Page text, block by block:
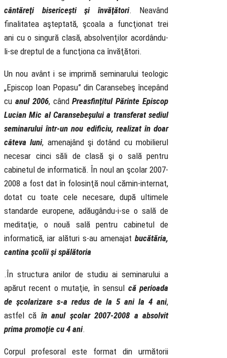
cântăreţi bisericeşti şi învăţători. Neavând
finalitatea aşteptată, şcoala a funcţionat trei
ani cu o singură clasă, absolvenţilor acordându-
li-se dreptul de a funcţiona ca învăţători.
Un nou avânt i se imprimă seminarului teologic
„Episcop Ioan Popasu” din Caransebeş începând
cu anul 2006, cândPreasfinţitul Părinte Episcop
Lucian Mic al Caransebeşului a transferat sediul
seminarului într-un nou edificiu, realizat în doar
câteva luni, amenajând şi dotând cu mobilierul
necesar cinci săli de clasă şi o sală pentru
cabinetul de informatică. În noul an şcolar 2007-
2008 a fost dat în folosinţă noul cămin-internat,
dotat cu toate cele necesare, după ultimele
standarde europene, adăugându-i-se o sală de
meditaţie, o nouă sală pentru cabinetul de
informatică, iar alături s-au amenajat bucătăria,
cantina şcolii şi spălătoria
.În structura anilor de studiu ai seminarului a
apărut recent o mutaţie, în sensul că perioada
de şcolarizare s-a redus de la 5 ani la 4 ani,
astfel că în anul şcolar 2007-2008 a absolvit
prima promoţie cu 4 ani.
Corpul profesoral este format din următorii